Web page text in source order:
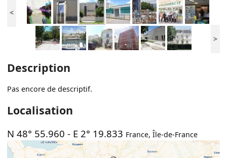
<
>
Description
Pas encore de descriptif.
Localisation
N 48° 55.960 - E 2° 19.833 France,Île-de-France